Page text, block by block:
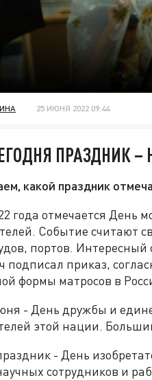
25 ИЮНЯ 2022 09:44
ПРАЗДНИК
какой праздник
года отмечается День
Событие считают
портов. Интересный
подписал приказ,
формы матросов в
- День дружбы и
этой нации.
- День
сотрудников и